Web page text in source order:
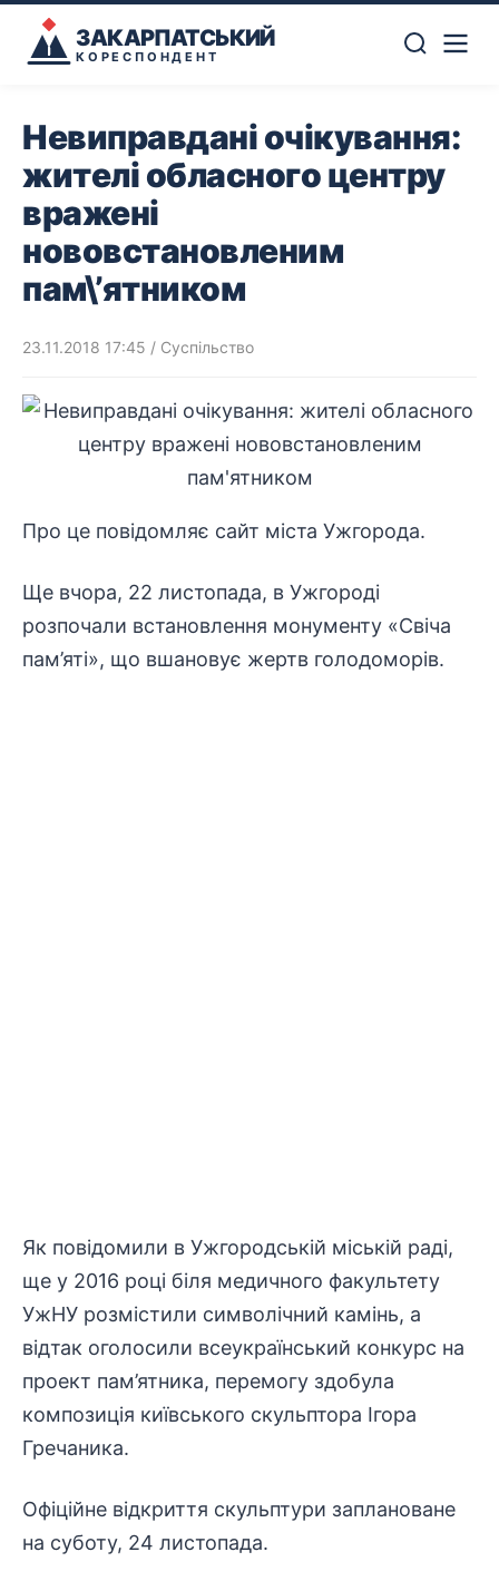
ЗАКАРПАТСЬКИЙ
КОРЕСПОНДЕНТ
Невиправдані очікування:
жителі обласного центру
вражені
нововстановленим
пам\’ятником
23.11.2018 17:45 / Суспільство
Про це повідомляє сайт міста Ужгорода.
Ще вчора, 22 листопада, в Ужгороді
розпочали встановлення монументу «Свіча
пам’яті», що вшановує жертв голодоморів.
Як повідомили в Ужгородській міській раді,
ще у 2016 році біля медичного факультету
УжНУ розмістили символічний камінь, а
відтак оголосили всеукраїнський конкурс на
проект пам’ятника, перемогу здобула
композиція київського скульптора Ігора
Гречаника.
Офіційне відкриття скульптури заплановане
на суботу, 24 листопада.